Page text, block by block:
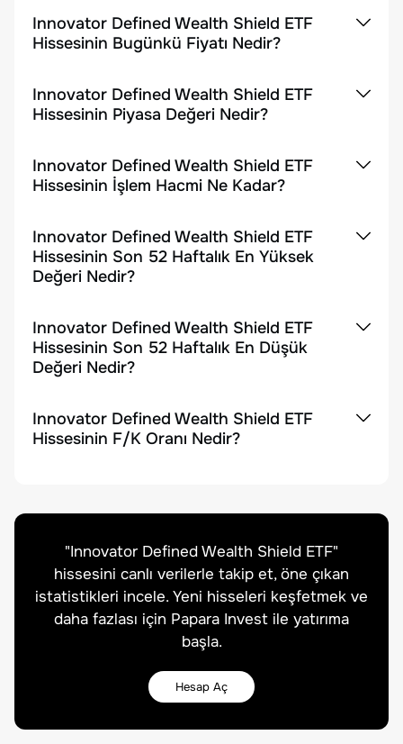
Innovator Defined Wealth Shield ETF
Hissesinin Bugünkü Fiyatı Nedir?
Innovator Defined Wealth Shield ETF
Hissesinin Piyasa Değeri Nedir?
Innovator Defined Wealth Shield ETF
Hissesinin İşlem Hacmi Ne Kadar?
Innovator Defined Wealth Shield ETF
Hissesinin Son 52 Haftalık En Yüksek
Değeri Nedir?
Innovator Defined Wealth Shield ETF
Hissesinin Son 52 Haftalık En Düşük
Değeri Nedir?
Innovator Defined Wealth Shield ETF
Hissesinin F/K Oranı Nedir?
"Innovator Defined Wealth Shield ETF"
hissesini canlı verilerle takip et, öne çıkan
istatistikleri incele. Yeni hisseleri keşfetmek ve
daha fazlası için Papara Invest ile yatırıma
başla.
Hesap Aç